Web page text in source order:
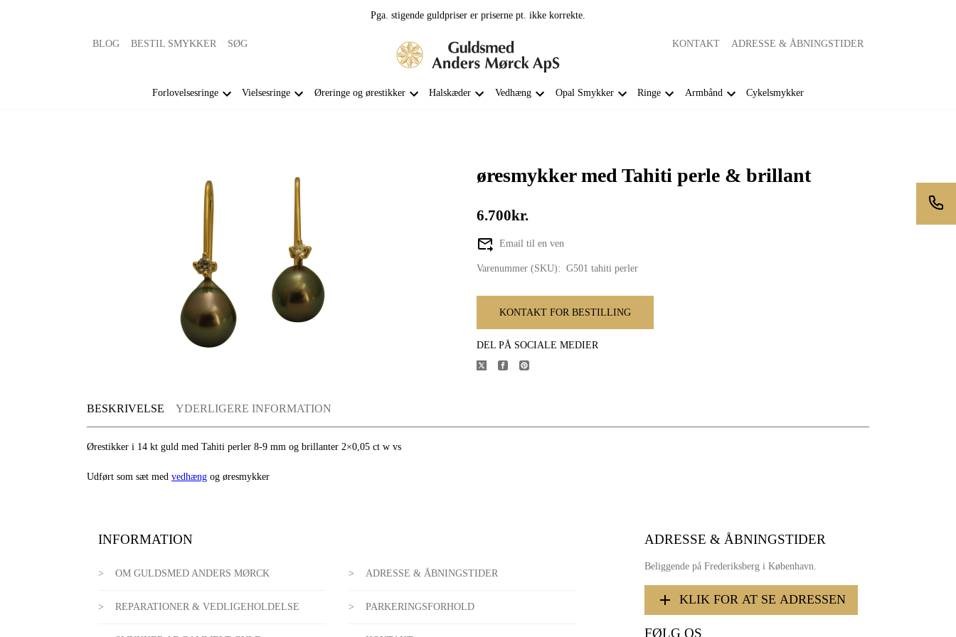
Pga. stigende guldpriser er priserne pt. ikke korrekte.
BLOG BESTIL SMYKKER SØG KONTAKT ADRESSE & ÅBNINGSTIDER
Forlovelsesringe Vielsesringe Øreringe og ørestikker Halskæder Vedhæng Opal Smykker Ringe Armbånd Cykelsmykker
øresmykker med Tahiti perle & brillant
6.700kr.
Email til en ven
Varenummer (SKU): G501 tahiti perler
KONTAKT FOR BESTILLING
DEL PÅ SOCIALE MEDIER
BESKRIVELSE YDERLIGERE INFORMATION
Ørestikker i 14 kt guld med Tahiti perler 8-9 mm og brillanter 2×0,05 ct w vs
Udført som sæt med vedhæng og øresmykker
INFORMATION
OM GULDSMED ANDERS MØRCK
REPARATIONER & VEDLIGEHOLDELSE
ADRESSE & ÅBNINGSTIDER
PARKERINGSFORHOLD
ADRESSE & ÅBNINGSTIDER
Beliggende på Frederiksberg i København.
KLIK FOR AT SE ADRESSEN
FØLG OS